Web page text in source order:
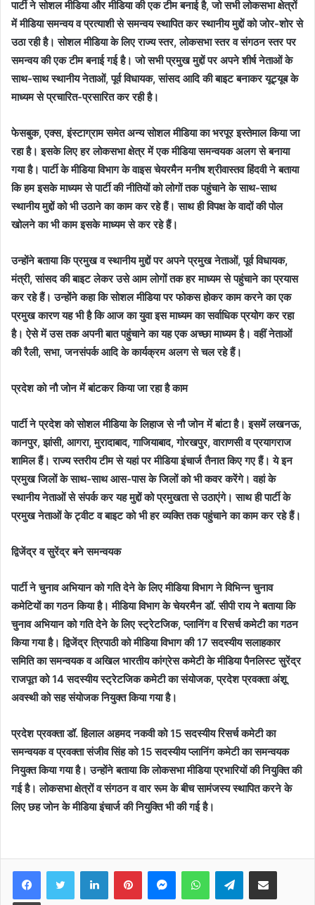
पार्टी ने सोशल मीडिया और मीडिया की एक टीम बनाई है, जो सभी लोकसभा क्षेत्रों
में मीडिया समन्वय व प्रत्याशी से समन्वय स्थापित कर स्थानीय मुद्दों को जोर-शोर से
उठा रही है। सोशल मीडिया के लिए राज्य स्तर, लोकसभा स्तर व संगठन स्तर पर
समन्वय की एक टीम बनाई गई है। जो सभी प्रमुख मुद्दों पर अपने शीर्ष नेताओं के
साथ-साथ स्थानीय नेताओं, पूर्व विधायक, सांसद आदि की बाइट बनाकर यूट्यूब के
माध्यम से प्रचारित-प्रसारित कर रही है।
फेसबुक, एक्स, इंस्टाग्राम समेत अन्य सोशल मीडिया का भरपूर इस्तेमाल किया जा
रहा है। इसके लिए हर लोकसभा क्षेत्र में एक मीडिया समन्वयक अलग से बनाया
गया है। पार्टी के मीडिया विभाग के वाइस चेयरमैन मनीष श्रीवास्तव हिंदवी ने बताया
कि हम इसके माध्यम से पार्टी की नीतियों को लोगों तक पहुंचाने के साथ-साथ
स्थानीय मुद्दों को भी उठाने का काम कर रहे हैं। साथ ही विपक्ष के वादों की पोल
खोलने का भी काम इसके माध्यम से कर रहे हैं।
उन्होंने बताया कि प्रमुख व स्थानीय मुद्दों पर अपने प्रमुख नेताओं, पूर्व विधायक,
मंत्री, सांसद की बाइट लेकर उसे आम लोगों तक हर माध्यम से पहुंचाने का प्रयास
कर रहे हैं। उन्होंने कहा कि सोशल मीडिया पर फोकस होकर काम करने का एक
प्रमुख कारण यह भी है कि आज का युवा इस माध्यम का सर्वाधिक प्रयोग कर रहा
है। ऐसे में उस तक अपनी बात पहुंचाने का यह एक अच्छा माध्यम है। वहीं नेताओं
की रैली, सभा, जनसंपर्क आदि के कार्यक्रम अलग से चल रहे हैं।
प्रदेश को नौ जोन में बांटकर किया जा रहा है काम
पार्टी ने प्रदेश को सोशल मीडिया के लिहाज से नौ जोन में बांटा है। इसमें लखनऊ,
कानपुर, झांसी, आगरा, मुरादाबाद, गाजियाबाद, गोरखपुर, वाराणसी व प्रयागराज
शामिल हैं। राज्य स्तरीय टीम से यहां पर मीडिया इंचार्ज तैनात किए गए हैं। ये इन
प्रमुख जिलों के साथ-साथ आस-पास के जिलों को भी कवर करेंगे। वहां के
स्थानीय नेताओं से संपर्क कर यह मुद्दों को प्रमुखता से उठाएंगे। साथ ही पार्टी के
प्रमुख नेताओं के ट्वीट व बाइट को भी हर व्यक्ति तक पहुंचाने का काम कर रहे हैं।
द्विजेंद्र व सुरेंद्र बने समन्वयक
पार्टी ने चुनाव अभियान को गति देने के लिए मीडिया विभाग ने विभिन्न चुनाव
कमेटियों का गठन किया है। मीडिया विभाग के चेयरमैन डॉ. सीपी राय ने बताया कि
चुनाव अभियान को गति देने के लिए स्ट्रेटजिक, प्लानिंग व रिसर्च कमेटी का गठन
किया गया है। द्विजेंद्र त्रिपाठी को मीडिया विभाग की 17 सदस्यीय सलाहकार
समिति का समन्वयक व अखिल भारतीय कांग्रेस कमेटी के मीडिया पैनलिस्ट सुरेंद्र
राजपूत को 14 सदस्यीय स्ट्रेटजिक कमेटी का संयोजक, प्रदेश प्रवक्ता अंशू
अवस्थी को सह संयोजक नियुक्त किया गया है।
प्रदेश प्रवक्ता डॉ. हिलाल अहमद नकवी को 15 सदस्यीय रिसर्च कमेटी का
समन्वयक व प्रवक्ता संजीव सिंह को 15 सदस्यीय प्लानिंग कमेटी का समन्वयक
नियुक्त किया गया है। उन्होंने बताया कि लोकसभा मीडिया प्रभारियों की नियुक्ति की
गई है। लोकसभा क्षेत्रों व संगठन व वार रूम के बीच सामंजस्य स्थापित करने के
लिए छह जोन के मीडिया इंचार्ज की नियुक्ति भी की गई है।
FacebookTwitter LinkedInPinterestMessengerWhatsAppTelegramShare via Email
Print